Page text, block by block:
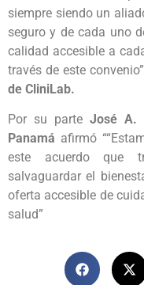
siempre siendo un
seguro y de cada uno
calidad accesible a
través de este convenio”
de CliniLab.
Por su parteJosé A.
Panamá afirmó
este acuerdo que
salvaguardar el
oferta accesible de
salud”